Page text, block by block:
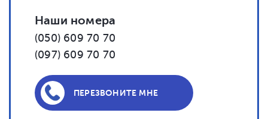
Наши номера
(050) 609 70 70
(097) 609 70 70
ПЕРЕЗВОНИТЕ МНЕ